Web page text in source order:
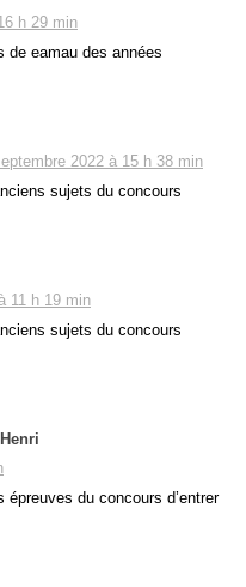
h 29 min
eamau des années
2022 à 15 h 38 min
sujets du concours
11 h 19 min
sujets du concours
épreuves du concours d’entrer